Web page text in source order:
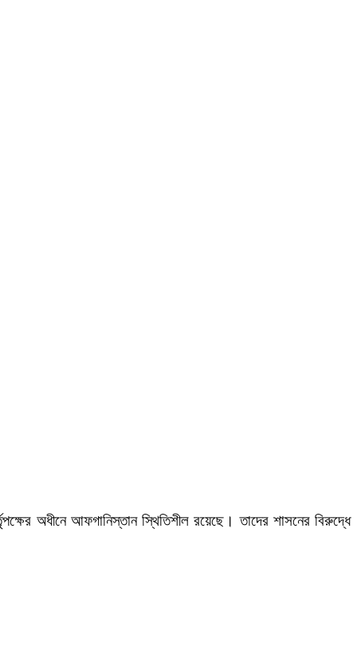
অধীনে আফগানিস্তান স্থিতিশীল রয়েছে। তাদের শাসনের বিরুদ্ধে